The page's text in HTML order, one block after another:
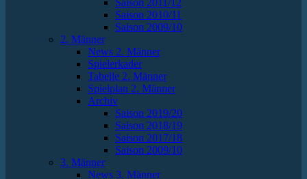
Saison 2010/11
Saison 2009/10
2. Männer
News 2. Männer
Spielerkader
Tabelle 2. Männer
Spielplan 2. Männer
Archiv
Saison 2019/20
Saison 2018/19
Saison 2017/18
Saison 2009/10
3. Männer
News 3. Männer